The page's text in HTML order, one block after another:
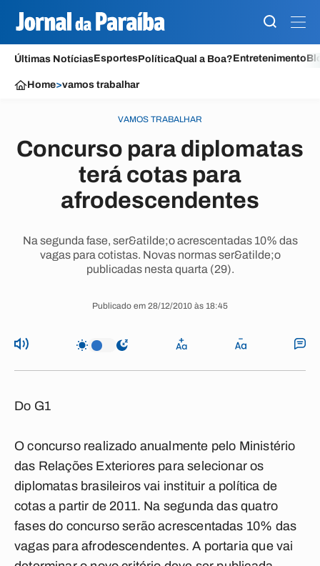
Últimas NotíciasEsportesPolíticaQual a Boa?Entretenimento
Home>vamos trabalhar
VAMOS TRABALHAR
Concurso para diplomatas
terá cotas para
afrodescendentes
Na segunda fase, ser&atilde;o acrescentadas 10% das
vagas para cotistas. Novas normas ser&atilde;o
publicadas nesta quarta (29).
Publicado em 28/12/2010 às 18:45
Do G1
O concurso realizado anualmente pelo Ministério
das Relações Exteriores para selecionar os
diplomatas brasileiros vai instituir a política de
cotas a partir de 2011. Na segunda das quatro
fases do concurso serão acrescentadas 10% das
vagas para afrodescendentes. A portaria que vai